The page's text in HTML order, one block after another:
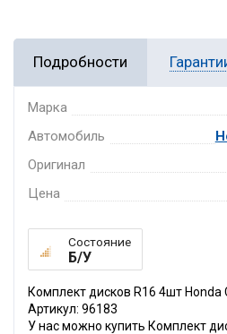
Подробности
Марка
Автомобиль
Оригинал
Цена
Состояние
Б/У
Комплект дисков R16 4шт Honda
Артикул: 96183
У нас можно купить Комплект